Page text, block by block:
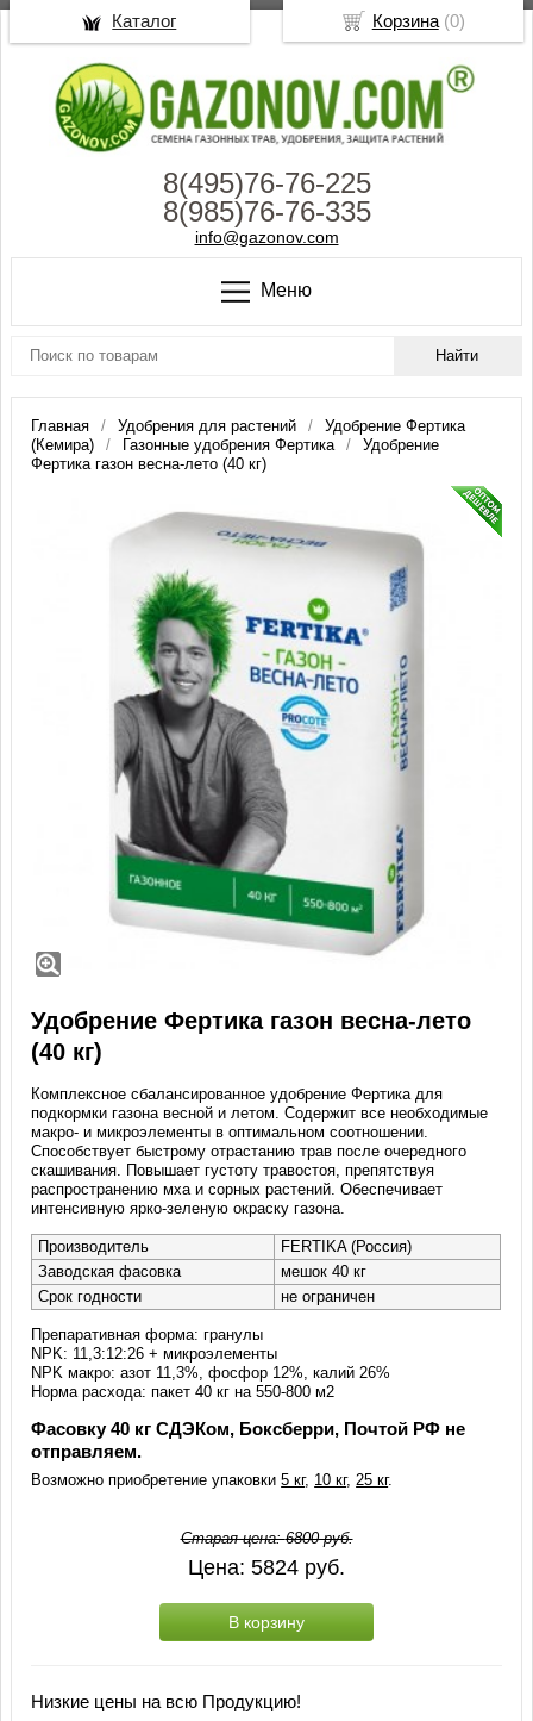
8(495)76-76-225
8(985)76-76-335
info@gazonov.com
Меню
Главная Удобрения для растений
Удобрение Фертика
(Кемира)
Газонные удобрения Фертика
Удобрение
Фертика газон весна-лето (40 кг)
Удобрение Фертика газон весна-лето
(40 кг)
Комплексное сбалансированное удобрение Фертика для
подкормки газона весной и летом. Содержит все необходимые
макро- и микроэлементы в оптимальном соотношении.
Способствует быстрому отрастанию трав после очередного
скашивания. Повышает густоту травостоя, препятствуя
распространению мха и сорных растений. Обеспечивает
интенсивную ярко-зеленую окраску газона.
Производитель
FERTIKA (Россия)
Заводская фасовка
мешок 40 кг
Срок годности
не ограничен
Препаративная форма: гранулы
NPK: 11,3:12:26 + микроэлементы
NPK макро: азот 11,3%, фосфор 12%, калий 26%
Норма расхода: пакет 40 кг на 550-800 м2
Фасовку 40 кг СДЭКом, Боксберри, Почтой РФ не
отправляем.
Возможно приобретение упаковки5 кг, 10 кг,25 кг.
Старая цена:6800руб.
Цена: 5824 руб.
В корзину
Низкие цены на всю Продукцию!
Корзина(0)
Каталог